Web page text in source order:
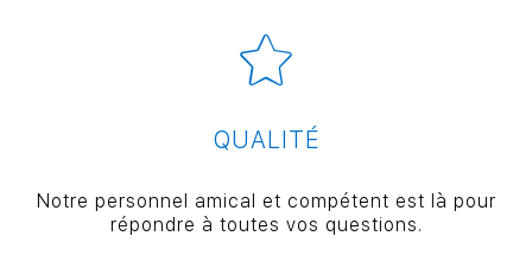
QUALITÉ
Notre personnel amical et compétent est là pour
répondre à toutes vos questions.